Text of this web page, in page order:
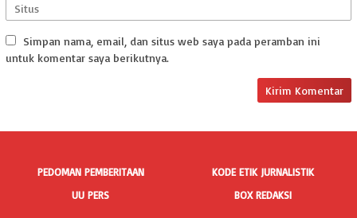
Simpan nama, email, dan situs web saya pada peramban ini
untuk komentar saya berikutnya.
PEDOMAN PEMBERITAAN
KODE ETIK JURNALISTIK
UU PERS
BOX REDAKSI